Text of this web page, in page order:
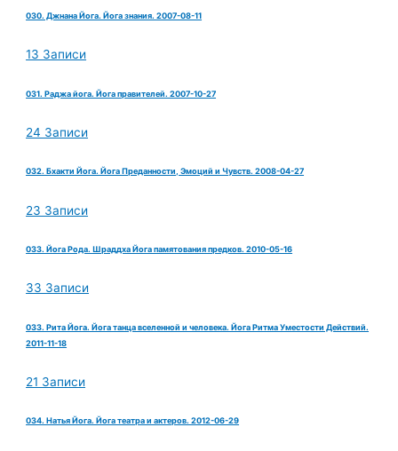
030. Джнана Йога. Йога знания. 2007-08-11
13 Записи
031. Раджа йога. Йога правителей. 2007-10-27
24 Записи
032. Бхакти Йога. Йога Преданности, Эмоций и Чувств. 2008-04-27
23 Записи
033. Йога Рода. Шраддха Йога памятования предков. 2010-05-16
33 Записи
033. Рита Йога. Йога танца вселенной и человека. Йога Ритма Уместости Действий.
2011-11-18
21 Записи
034. Натья Йога. Йога театра и актеров. 2012-06-29